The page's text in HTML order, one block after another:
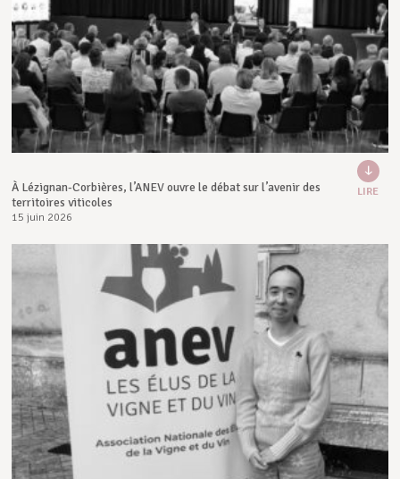
À Lézignan-Corbières, l’ANEV ouvre le débat sur l’avenir des
territoires viticoles
15 juin 2026
LIRE